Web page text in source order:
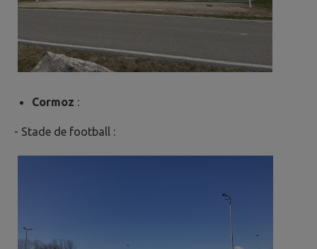
Cormoz :
- Stade de football :